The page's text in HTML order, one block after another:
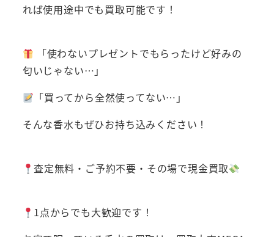
れば使用途中でも買取可能です！
「使わないプレゼントでもらったけど好みの
匂いじゃない…」
「買ってから全然使ってない…」
そんな香水もぜひお持ち込みください！
査定無料・ご予約不要・その場で現金買取
1点からでも大歓迎です！